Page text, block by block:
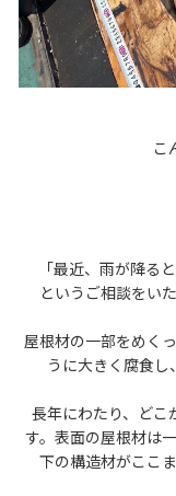
こ
「最近、雨が降る
というご相談をい
屋根材の一部をめく
うに大きく腐食し
長年にわたり、どこ
す。表面の屋根材は
下の構造材がここ